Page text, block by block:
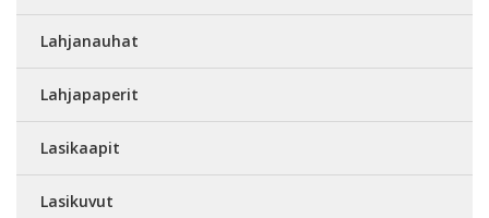
Lahjanauhat
Lahjapaperit
Lasikaapit
Lasikuvut